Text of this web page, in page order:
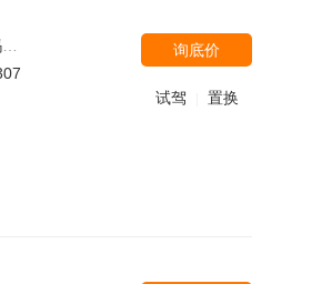
询底价
试驾 置换